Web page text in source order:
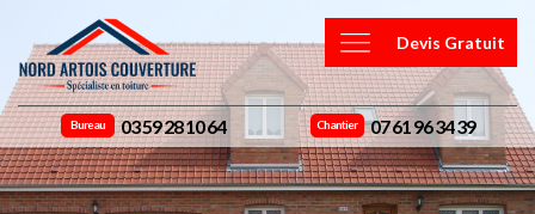
Devis Gratuit
Bureau 03 59 28 10 64 Chantier 07 61 96 34 39